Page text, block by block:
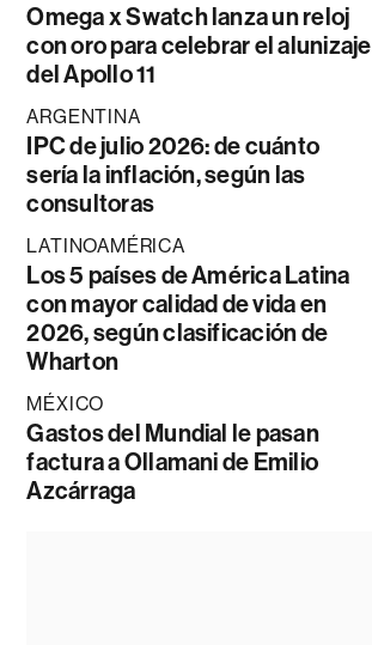
Omega x Swatch lanza un reloj
con oro para celebrar el alunizaje
del Apollo 11
ARGENTINA
IPC de julio 2026: de cuánto
sería la inflación, según las
consultoras
LATINOAMÉRICA
Los 5 países de América Latina
con mayor calidad de vida en
2026, según clasificación de
Wharton
MÉXICO
Gastos del Mundial le pasan
factura a Ollamani de Emilio
Azcárraga